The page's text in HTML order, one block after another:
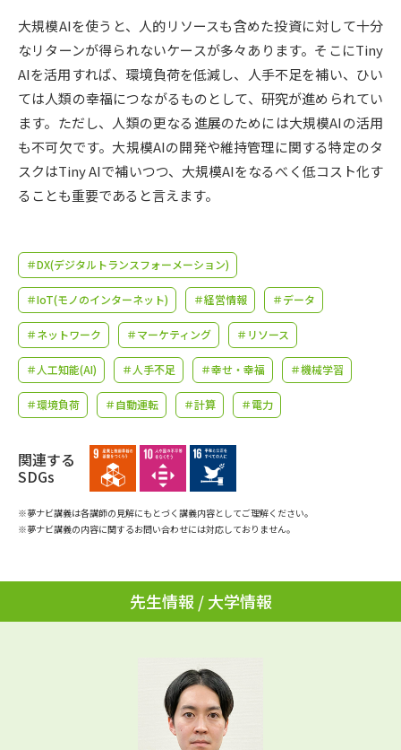
志望校・出願校を調べる
併願校選び 受験スケジュールを立てよう
先輩が入学を決めた理由 テレメール全国一斉進学調査
新生活お役立ちガイド
大学で学びたい学問発見
学問のミニ講義「夢ナビ講義」 学問分野解説
学問の教科書 夢ナビライブ
ユーザーサポート
個人情報取扱規定
大規模AIを使うと、人的リソースも含めた投資に対して十分
なリターンが得られないケースが多々あります。そこにTiny
AIを活用すれば、環境負荷を低減し、人手不足を補い、ひい
ては人類の幸福につながるものとして、研究が進められてい
ます。ただし、人類の更なる進展のためには大規模AIの活用
も不可欠です。大規模AIの開発や維持管理に関する特定のタ
スクはTiny AIで補いつつ、大規模AIをなるべく低コスト化す
ることも重要であると言えます。
＃DX(デジタルトランスフォーメーション)
＃IoT(モノのインターネット) ＃経営情報 ＃データ
＃ネットワーク ＃マーケティング ＃リソース
＃人工知能(AI) ＃人手不足 ＃幸せ・幸福 ＃機械学習
＃環境負荷 ＃自動運転 ＃計算 ＃電力
関連する
SDGs
※夢ナビ講義は各講師の見解にもとづく講義内容としてご理解ください。
※夢ナビ講義の内容に関するお問い合わせには対応しておりません。
先生情報 / 大学情報